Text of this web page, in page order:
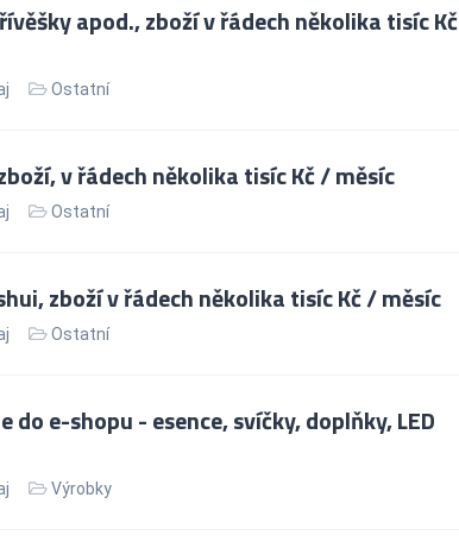
apod., zboží v řádech několika tisíc Kč
Ostatní
v řádech několika tisíc Kč / měsíc
Ostatní
zboží v řádech několika tisíc Kč / měsíc
Ostatní
e-shopu - esence, svíčky, doplňky, LED
Výrobky